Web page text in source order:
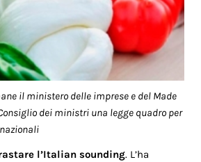
il ministero delle imprese e del Made
dei ministri una legge quadro per
l’Italian sounding. L’ha